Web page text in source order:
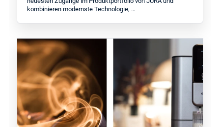
kombinieren modernste Technologie, …